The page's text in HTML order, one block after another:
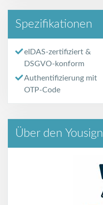
Spezifikationen
eIDAS-zertifiziert &
DSGVO-konform
Authentifizierung mit
OTP-Code
Über den Yousign